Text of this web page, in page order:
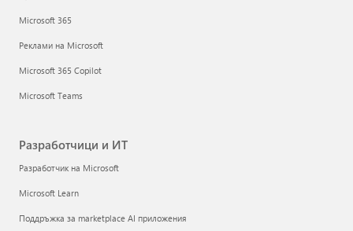
Microsoft 365
Реклами на Microsoft
Microsoft 365 Copilot
Microsoft Teams
Разработчици и ИТ
Разработчик на Microsoft
Microsoft Learn
Поддръжка за marketplace AI приложения